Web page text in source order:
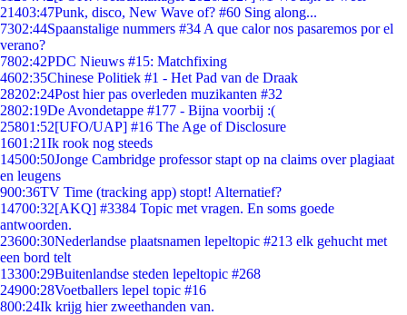
21403:47Punk, disco, New Wave of? #60 Sing along...
7302:44Spaanstalige nummers #34 A que calor nos pasaremos por el
verano?
7802:42PDC Nieuws #15: Matchfixing
4602:35Chinese Politiek #1 - Het Pad van de Draak
28202:24Post hier pas overleden muzikanten #32
2802:19De Avondetappe #177 - Bijna voorbij :(
25801:52[UFO/UAP] #16 The Age of Disclosure
1601:21Ik rook nog steeds
14500:50Jonge Cambridge professor stapt op na claims over plagiaat
en leugens
900:36TV Time (tracking app) stopt! Alternatief?
14700:32[AKQ] #3384 Topic met vragen. En soms goede
antwoorden.
23600:30Nederlandse plaatsnamen lepeltopic #213 elk gehucht met
een bord telt
13300:29Buitenlandse steden lepeltopic #268
24900:28Voetballers lepel topic #16
800:24Ik krijg hier zweethanden van.